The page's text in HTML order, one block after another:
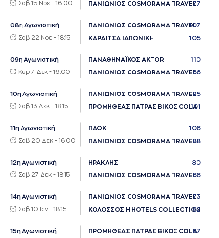
Σαβ 15 Νοε - 16:00 ΠΑΝΙΩΝΙΟΣ COSMORAMA TRAVEL77
08η Αγωνιστική
Σαβ 22 Νοε - 18:15
ΠΑΝΙΩΝΙΟΣ COSMORAMA TRAVEL
107
ΚΑΡΔΙΤΣΑ ΙΑΠΩΝΙΚΗ 105
09η Αγωνιστική
Κυρ 7 Δεκ - 16:00
ΠΑΝΑΘΗΝΑΪΚΟΣ AKTOR 110
ΠΑΝΙΩΝΙΟΣ COSMORAMA TRAVEL66
10η Αγωνιστική
Σαβ 13 Δεκ - 18:15
ΠΑΝΙΩΝΙΟΣ COSMORAMA TRAVEL95
ΠΡΟΜΗΘΕΑΣ ΠΑΤΡΑΣ ΒΙΚΟΣ COLA
101
11η Αγωνιστική
Σαβ 20 Δεκ - 16:00
ΠΑΟΚ 106
ΠΑΝΙΩΝΙΟΣ COSMORAMA TRAVEL88
12η Αγωνιστική
Σαβ 27 Δεκ - 18:15
ΗΡΑΚΛΗΣ 80
ΠΑΝΙΩΝΙΟΣ COSMORAMA TRAVEL66
14η Αγωνιστική
Σαβ 10 Ιαν - 18:15
ΠΑΝΙΩΝΙΟΣ COSMORAMA TRAVEL73
ΚΟΛΟΣΣΟΣ H HOTELS COLLECTION
62
15η Αγωνιστική ΠΡΟΜΗΘΕΑΣ ΠΑΤΡΑΣ ΒΙΚΟΣ COLA87